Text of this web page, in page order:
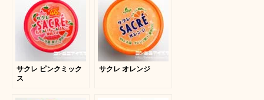
サクレ ピンクミック
ス
サクレ オレンジ